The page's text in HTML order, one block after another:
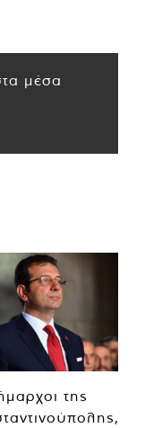
μέσα
της